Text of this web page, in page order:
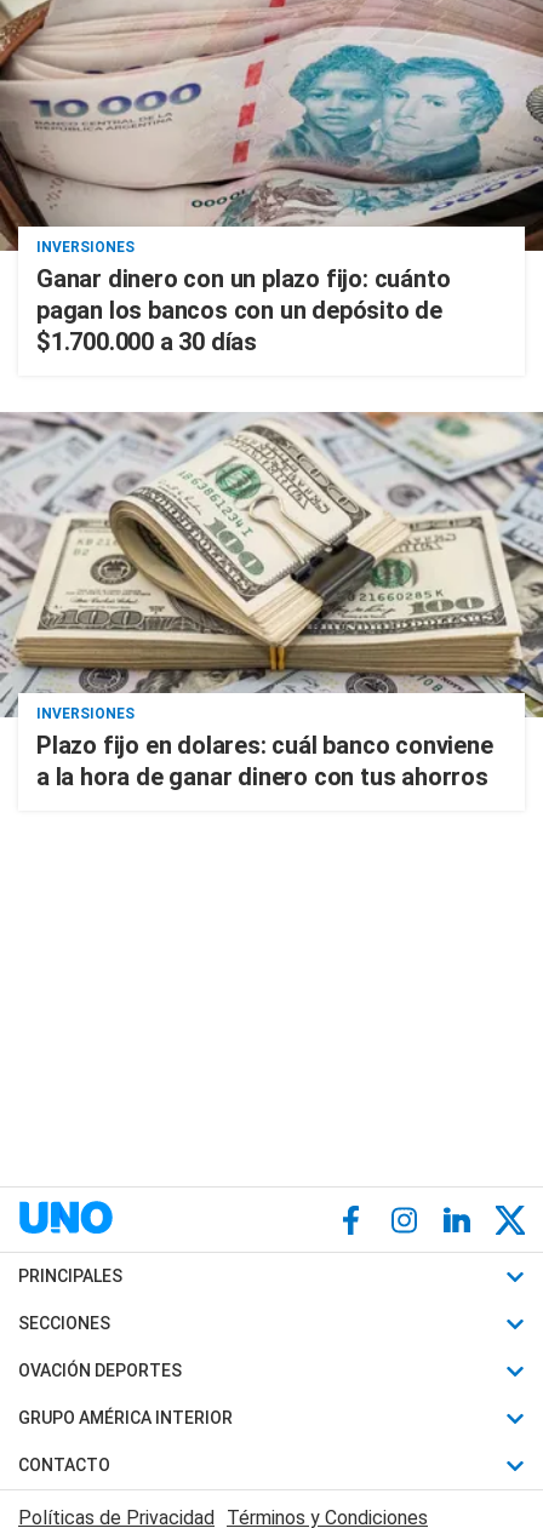
INVERSIONES
Ganar dinero con un plazo fijo: cuánto
pagan los bancos con un depósito de
$1.700.000 a 30 días
INVERSIONES
Plazo fijo en dolares: cuál banco conviene
a la hora de ganar dinero con tus ahorros
PRINCIPALES
Últimas Noticias
Política
Judiciales
Economia
SECCIONES
Horóscopo
Motores
Trucos caseros
OVACIÓN DEPORTES
Fútbol
Mundial
Automovilismo
GRUPO AMÉRICA INTERIOR
Canal 7 en Vivo
CONTACTO
Acerca de Nosotros
Políticas de Privacidad Términos y Condiciones